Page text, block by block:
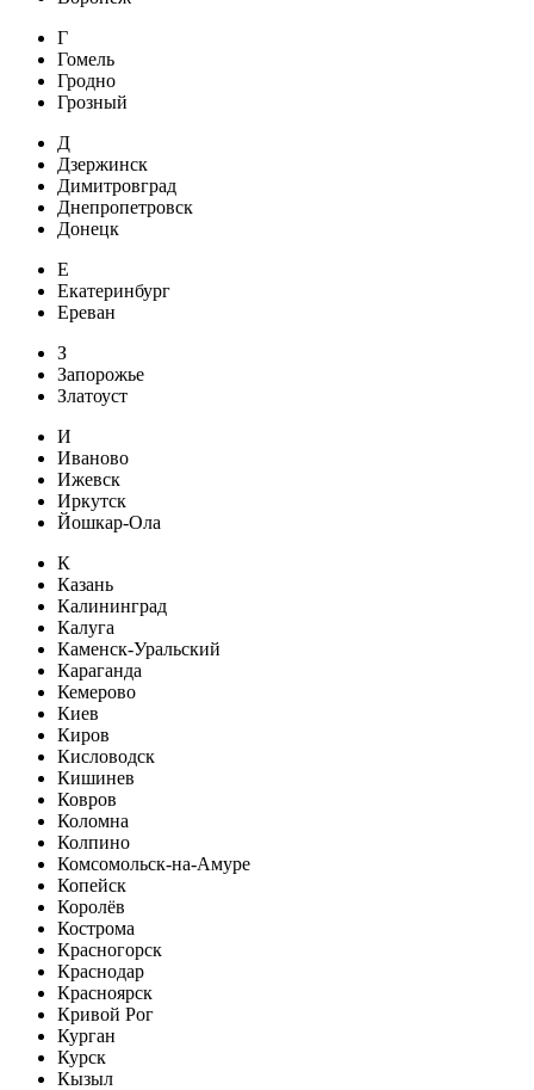
Г
Гомель
Гродно
Грозный
Д
Дзержинск
Димитровград
Днепропетровск
Донецк
Е
Екатеринбург
Ереван
З
Запорожье
Златоуст
И
Иваново
Ижевск
Иркутск
Йошкар-Ола
К
Казань
Калининград
Калуга
Каменск-Уральский
Караганда
Кемерово
Киев
Киров
Кисловодск
Кишинев
Ковров
Коломна
Колпино
Комсомольск-на-Амуре
Копейск
Королёв
Кострома
Красногорск
Краснодар
Красноярск
Кривой Рог
Курган
Курск
Кызыл